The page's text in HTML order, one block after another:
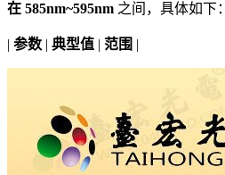
在 585nm~595nm 之间，具体如下：
| 参数 | 典型值 | 范围 |